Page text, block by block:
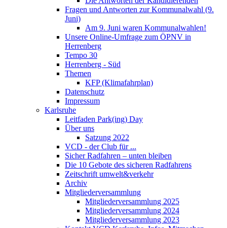
Fragen und Antworten zur Kommunalwahl (9.
Juni)
Am 9. Juni waren Kommunalwahlen!
Unsere Online-Umfrage zum ÖPNV in
Herrenberg
Tempo 30
Herrenberg - Süd
Themen
KFP (Klimafahrplan)
Datenschutz
Impressum
Karlsruhe
Leitfaden Park(ing) Day
Über uns
Satzung 2022
VCD - der Club für ...
Sicher Radfahren – unten bleiben
Die 10 Gebote des sicheren Radfahrens
Zeitschrift umwelt&verkehr
Archiv
Mitgliederversammlung
Mitgliederversammlung 2025
Mitgliederversammlung 2024
Mitgliederversammlung 2023